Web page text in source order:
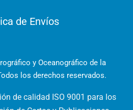
de Envíos
y Oceanográfico de la
los derechos reservados.
de calidad ISO 9001 para los